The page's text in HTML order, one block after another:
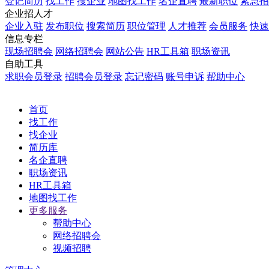
企业招人才
企业入驻 发布职位 搜索简历 职位管理 人才推荐 会员服务 快
信息专栏
现场招聘会 网络招聘会 网站公告 HR工具箱 职场资讯
自助工具
求职会员登录 招聘会员登录 忘记密码 账号申诉 帮助中心
首页
找工作
找企业
简历库
名企直聘
职场资讯
HR工具箱
地图找工作
更多服务
帮助中心
网络招聘会
视频招聘